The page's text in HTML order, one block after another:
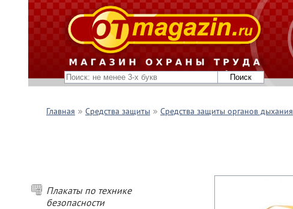
Главная Средства защиты Средства защиты органов дыхания
Плакаты по технике
безопасности